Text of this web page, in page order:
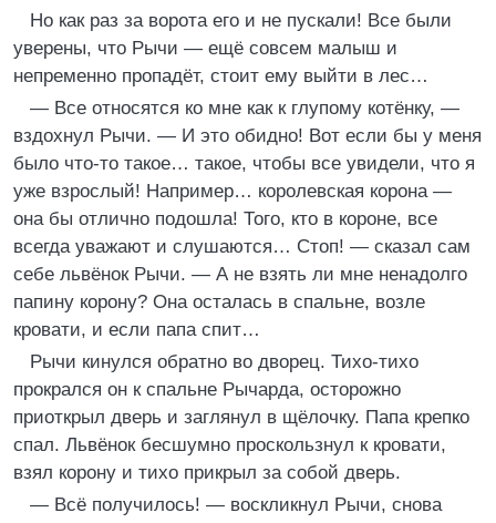
Но как раз за ворота его и не пускали! Все были
уверены, что Рычи — ещё совсем малыш и
непременно пропадёт, стоит ему выйти в лес…
— Все относятся ко мне как к глупому котёнку, —
вздохнул Рычи. — И это обидно! Вот если бы у меня
было что-то такое… такое, чтобы все увидели, что я
уже взрослый! Например… королевская корона —
она бы отлично подошла! Того, кто в короне, все
всегда уважают и слушаются… Стоп! — сказал сам
себе львёнок Рычи. — А не взять ли мне ненадолго
папину корону? Она осталась в спальне, возле
кровати, и если папа спит…
Рычи кинулся обратно во дворец. Тихо-тихо
прокрался он к спальне Рычарда, осторожно
приоткрыл дверь и заглянул в щёлочку. Папа крепко
спал. Львёнок бесшумно проскользнул к кровати,
взял корону и тихо прикрыл за собой дверь.
— Всё получилось! — воскликнул Рычи, снова